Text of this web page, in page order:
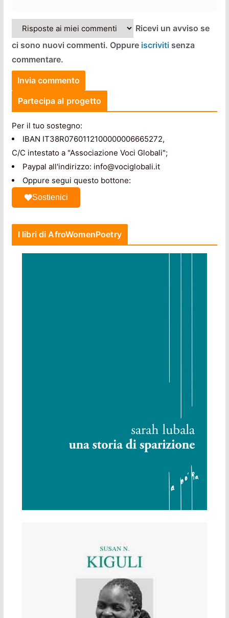
Ricevi un avviso se
ci sono nuovi commenti. Oppure iscrivitisenza
commentare.
Partecipa al progetto
Per il tuo sostegno:
IBAN IT38R0760112100000006665272,
C/C intestato a "Associazione Voci Globali";
Paypal all'indirizzo: info@vociglobali.it
Oppure segui questo bottone:
Sostienici
I libri di AfroWomenPoetry